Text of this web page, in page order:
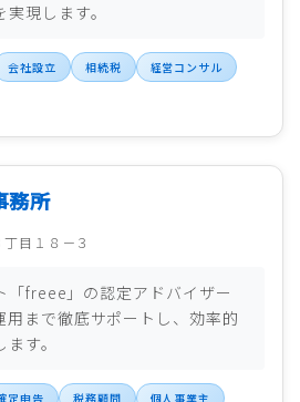
現します。
会社設立 相続税 経営コンサル
務所
目１８－３
「freee」の認定アドバイザー
用まで徹底サポートし、効率的
す。
定申告 税務顧問 個人事業主